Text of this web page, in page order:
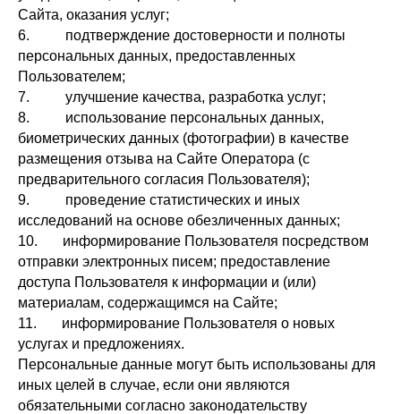
Сайта, оказания услуг;
6. подтверждение достоверности и полноты
персональных данных, предоставленных
Пользователем;
7. улучшение качества, разработка услуг;
8. использование персональных данных,
биометрических данных (фотографии) в качестве
размещения отзыва на Сайте Оператора (с
предварительного согласия Пользователя);
9. проведение статистических и иных
исследований на основе обезличенных данных;
10. информирование Пользователя посредством
отправки электронных писем; предоставление
доступа Пользователя к информации и (или)
материалам, содержащимся на Сайте;
11. информирование Пользователя о новых
услугах и предложениях.
Персональные данные могут быть использованы для
иных целей в случае, если они являются
обязательными согласно законодательству